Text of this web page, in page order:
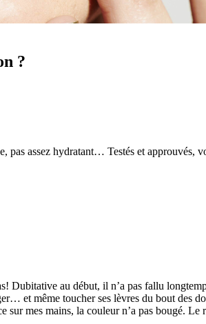
?
assez hydratant… Testés et approuvés,
au début, il n’a pas fallu
et même toucher ses lèvres du bout des
mes mains, la couleur n’a pas bougé.